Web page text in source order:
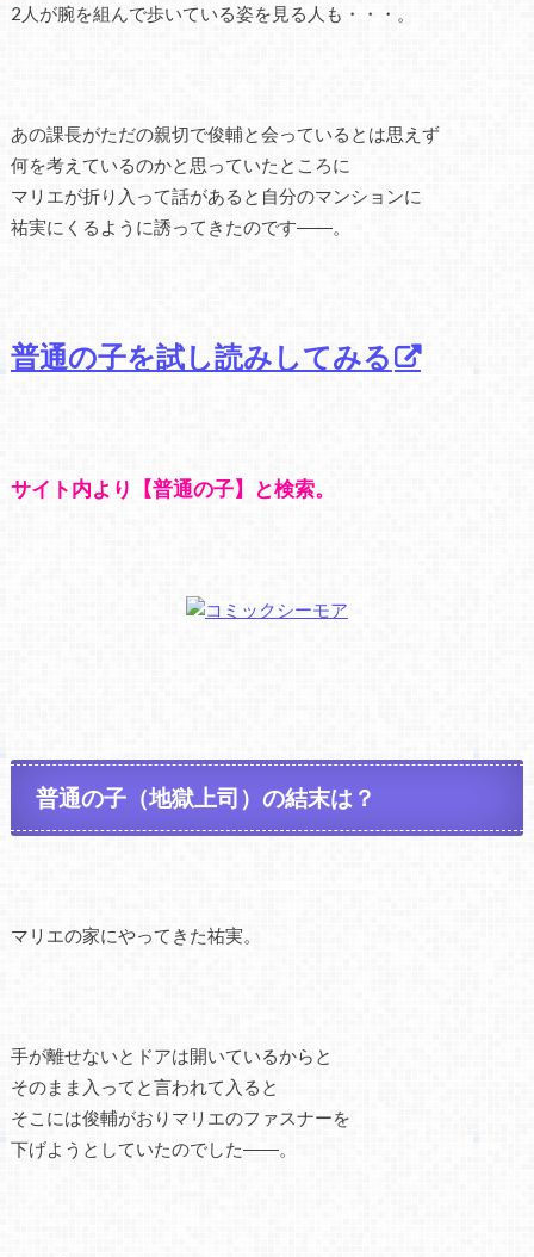
2人が腕を組んで歩いている姿を見る人も・・・。
あの課長がただの親切で俊輔と会っているとは思えず
何を考えているのかと思っていたところに
マリエが折り入って話があると自分のマンションに
祐実にくるように誘ってきたのです――。
普通の子を試し読みしてみる
サイト内より【普通の子】と検索。
普通の子（地獄上司）の結末は？
マリエの家にやってきた祐実。
手が離せないとドアは開いているからと
そのまま入ってと言われて入ると
そこには俊輔がおりマリエのファスナーを
下げようとしていたのでした――。